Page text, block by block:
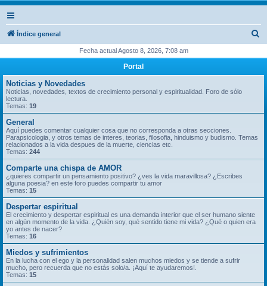
Índice general
c
Fecha actual Agosto 8, 2026, 7:08 am
Portal
Noticias y Novedades
Noticias, novedades, textos de crecimiento personal y espiritualidad. Foro de sólo
lectura.
Temas: 19
General
Aquí puedes comentar cualquier cosa que no corresponda a otras secciones.
Parapsicologia, y otros temas de interes, teorias, filosofia, hinduismo y budismo. Temas
relacionados a la vida despues de la muerte, ciencias etc.
Temas: 244
Comparte una chispa de AMOR
¿quieres compartir un pensamiento positivo? ¿ves la vida maravillosa? ¿Escribes
alguna poesia? en este foro puedes compartir tu amor
Temas: 15
Despertar espiritual
El crecimiento y despertar espiritual es una demanda interior que el ser humano siente
en algún momento de la vida. ¿Quién soy, qué sentido tiene mi vida? ¿Qué o quien era
yo antes de nacer?
Temas: 16
Miedos y sufrimientos
En la lucha con el ego y la personalidad salen muchos miedos y se tiende a sufrir
mucho, pero recuerda que no estás solo/a. ¡Aquí te ayudaremos!.
Temas: 15